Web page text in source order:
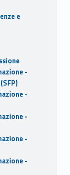
e
-
-
-
-
-